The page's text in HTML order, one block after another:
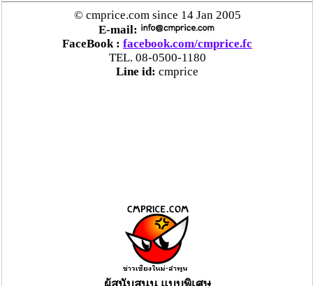
© cmprice.com since 14 Jan 2005
E-mail:
FaceBook : facebook.com/cmprice.fc
TEL. 08-0500-1180
Line id: cmprice